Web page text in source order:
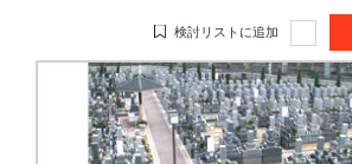
検討リストに追加